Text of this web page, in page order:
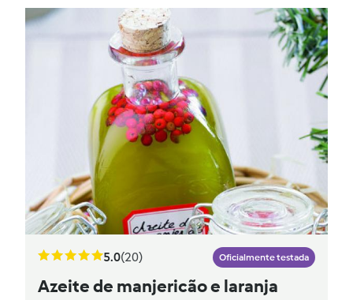
5.0(20) Oficialmente testada
Azeite de manjericão e laranja